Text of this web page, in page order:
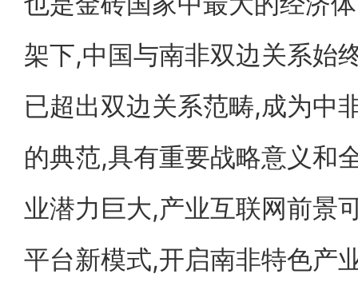
架下,中国与南非双边关系始
已超出双边关系范畴,成为中
的典范,具有重要战略意义和
业潜力巨大,产业互联网前景
平台新模式,开启南非特色产